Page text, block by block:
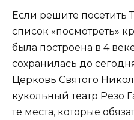
Если решите посетить
список «посмотреть»
была построена в 4
сохранилась до
Церковь Святого
кукольный театр Резо
те места, которые